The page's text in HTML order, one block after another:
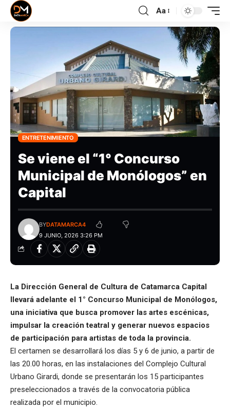
Aa
ENTRETENIMIENTO
Se viene el “1° Concurso
Municipal de Monólogos” en
Capital
9 JUNIO, 2026 3:26 PM
BYDATAMARCA4
La Dirección General de Cultura de Catamarca Capital
llevará adelante el 1° Concurso Municipal de Monólogos,
una iniciativa que busca promover las artes escénicas,
impulsar la creación teatral y generar nuevos espacios
de participación para artistas de toda la provincia.
El certamen se desarrollará los días 5 y 6 de junio, a partir de
las 20.00 horas, en las instalaciones del Complejo Cultural
Urbano Girardi, donde se presentarán los 15 participantes
preseleccionados a través de la convocatoria pública
realizada por el municipio.